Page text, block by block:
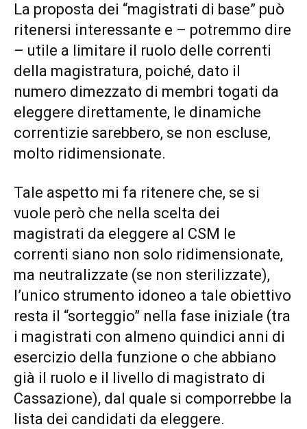
La proposta dei “magistrati di base” può
ritenersi interessante e – potremmo dire
– utile a limitare il ruolo delle correnti
della magistratura, poiché, dato il
numero dimezzato di membri togati da
eleggere direttamente, le dinamiche
correntizie sarebbero, se non escluse,
molto ridimensionate.
Tale aspetto mi fa ritenere che, se si
vuole però che nella scelta dei
magistrati da eleggere al CSM le
correnti siano non solo ridimensionate,
ma neutralizzate (se non sterilizzate),
l’unico strumento idoneo a tale obiettivo
resta il “sorteggio” nella fase iniziale (tra
i magistrati con almeno quindici anni di
esercizio della funzione o che abbiano
già il ruolo e il livello di magistrato di
Cassazione), dal quale si comporrebbe la
lista dei candidati da eleggere.